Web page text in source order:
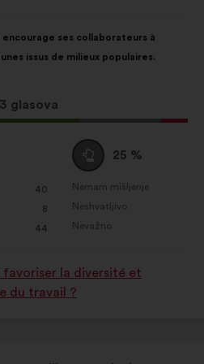
ses collaborateurs à
issus de milieux populaires.
glasova
40
8
44
Niti
se
slažem
niti
neslažem
25 %
stavljena
oznaka:
Nemam mišljenje
:put
Neshvatljivo
:put
Nevažno
:put
favoriser la diversité et
du travail ?